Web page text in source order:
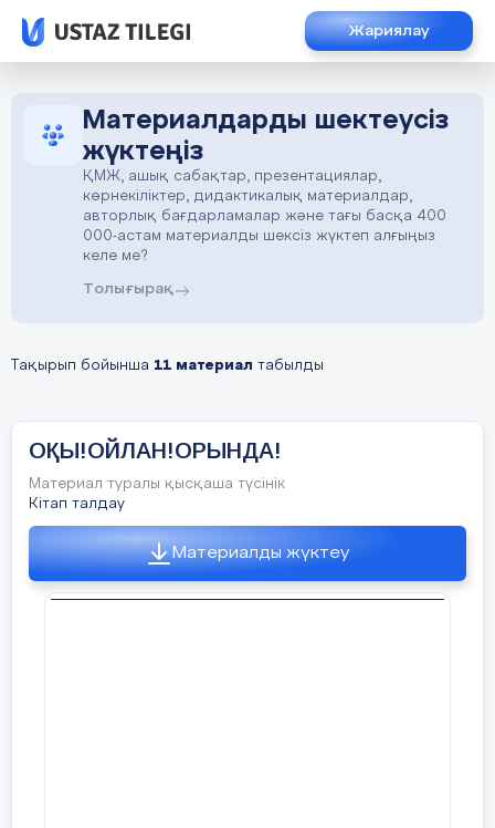
Жариялау
Материалдарды шектеусіз
жүктеңіз
ҚМЖ, ашық сабақтар, презентациялар,
көрнекіліктер, дидактикалық материалдар,
авторлық бағдарламалар және тағы басқа 400
000-астам материалды шексіз жүктеп алғыңыз
келе ме?
Толығырақ
Тақырып бойынша 11 материал табылды
ОҚЫ!ОЙЛАН!ОРЫНДА!
Материал туралы қысқаша түсінік
Кітап талдау
Материалды жүктеу